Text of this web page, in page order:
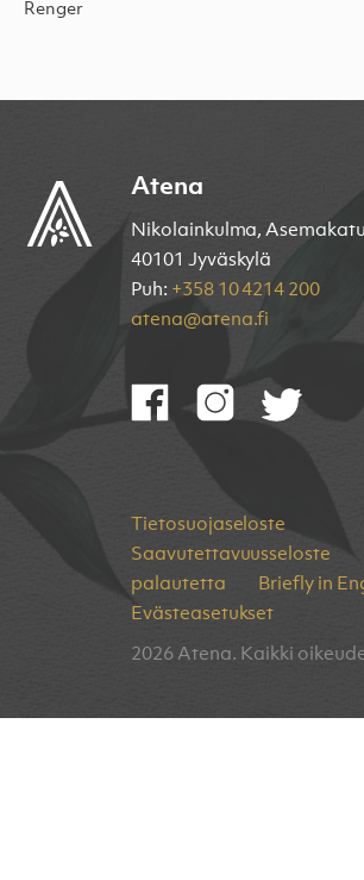
Renger
Atena
Nikolainkulma,
40101 Jyväskylä
Puh: +358 10 4214 200
atena@atena.fi
Tietosuojaseloste
Saavutettavuusseloste
palautetta
Briefly in
Evästeasetukset
2026 Atena. Kaikki